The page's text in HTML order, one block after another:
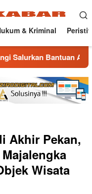
& Kriminal
Air Bersih untuk
Akhir Pekan,
Wisata